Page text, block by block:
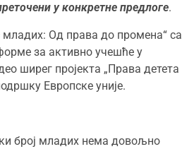
у конкретне предлоге.
младих: Од права до промена“ са
за активно учешће у
ширег пројекта „Права детета
Европске уније.
број младих нема довољно